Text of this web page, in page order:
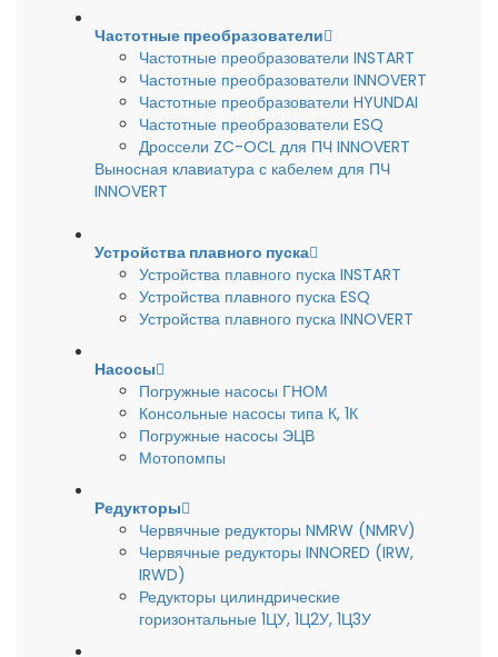
Частотные преобразователи
Частотные преобразователи INSTART
Частотные преобразователи INNOVERT
Частотные преобразователи HYUNDAI
Частотные преобразователи ESQ
Дроссели ZC-OCL для ПЧ INNOVERT
Выносная клавиатура с кабелем для ПЧ
INNOVERT
Устройства плавного пуска
Устройства плавного пуска INSTART
Устройства плавного пуска ESQ
Устройства плавного пуска INNOVERT
Насосы
Погружные насосы ГНОМ
Консольные насосы типа К, 1К
Погружные насосы ЭЦВ
Мотопомпы
Редукторы
Червячные редукторы NMRW (NMRV)
Червячные редукторы INNORED (IRW,
IRWD)
Редукторы цилиндрические
горизонтальные 1ЦУ, 1Ц2У, 1Ц3У